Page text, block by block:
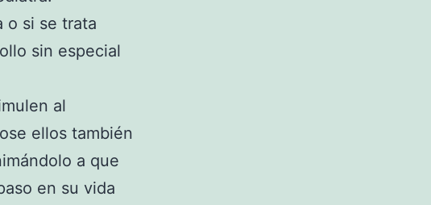
o si se trata
sin especial
al
ellos también
a que
en su vida